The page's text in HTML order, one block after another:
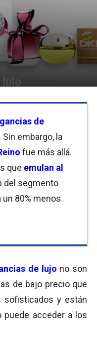
lujo
de
embargo, la
fue más allá.
que emulan al
del segmento
80% menos
de lujo no son
de bajo precio que
sofisticados y están
puede acceder a los